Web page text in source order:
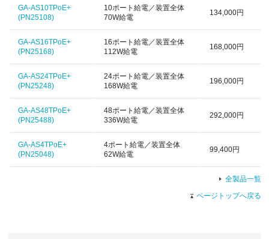
GA-AS10TPoE+
(PN25108)
10ポート給電／装置全体
70W給電
134,000円
GA-AS16TPoE+
(PN25168)
16ポート給電／装置全体
112W給電
168,000円
GA-AS24TPoE+
(PN25248)
24ポート給電／装置全体
168W給電
196,000円
GA-AS48TPoE+
(PN25488)
48ポート給電／装置全体
336W給電
292,000円
GA-AS4TPoE+
(PN25048)
4ポート給電／装置全体
62W給電
99,400円
全製品一覧
ページトップへ戻る